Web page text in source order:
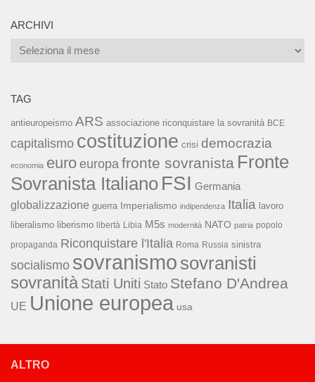
ARCHIVI
Archivi
TAG
antieuropeismo ARS associazione riconquistare la sovranità BCE
capitalismo costituzione crisi democrazia
economia euro europa fronte sovranista Fronte
Sovranista Italiano FSI Germania
globalizzazione guerra Imperialismo indipendenza Italia lavoro
liberalismo liberismo libertà Libia M5s modernità NATO patria popolo
propaganda Riconquistare l'Italia Roma Russia sinistra
socialismo sovranismo sovranisti
sovranità Stati Uniti Stato Stefano D'Andrea
UE Unione europea usa
ALTRO